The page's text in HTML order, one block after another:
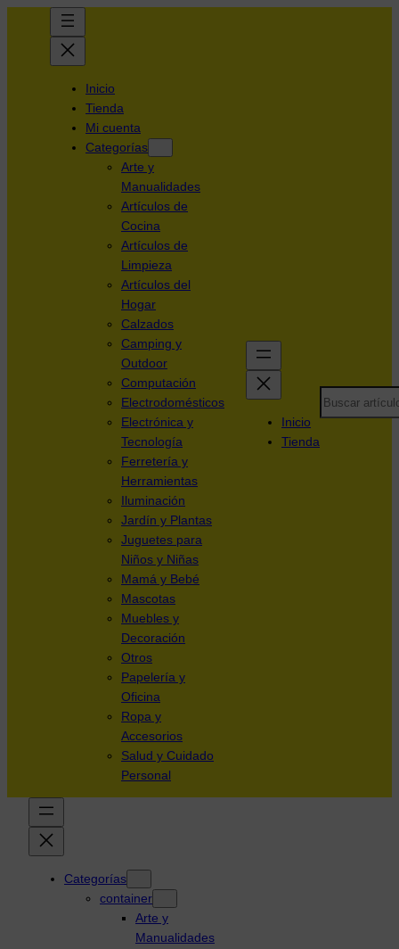
Inicio
Tienda
Mi cuenta
Categorías
Arte y
Manualidades
Artículos de
Cocina
Artículos de
Limpieza
Artículos del
Hogar
Calzados
Camping y
Outdoor
Computación
Electrodomésticos
Electrónica y
Tecnología
Ferretería y
Herramientas
Iluminación
Jardín y Plantas
Juguetes para
Niños y Niñas
Mamá y Bebé
Mascotas
Muebles y
Decoración
Otros
Papelería y
Oficina
Ropa y
Accesorios
Salud y Cuidado
Personal
Inicio
Tienda
Search
Categorías
container
Arte y
Manualidades